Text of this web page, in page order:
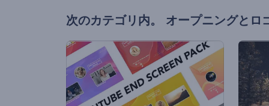
次のカテゴリ内。 オープニングとロ